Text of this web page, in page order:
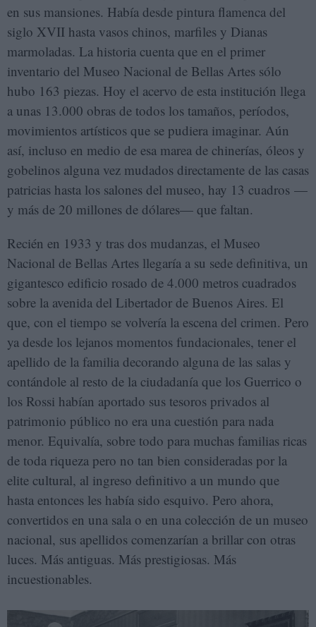
en sus mansiones. Había desde pintura flamenca del
siglo XVII hasta vasos chinos, marfiles y Dianas
marmoladas. La historia cuenta que en el primer
inventario del Museo Nacional de Bellas Artes sólo
hubo 163 piezas. Hoy el acervo de esta institución llega
a unas 13.000 obras de todos los tamaños, períodos,
movimientos artísticos que se pudiera imaginar. Aún
así, incluso en medio de esa marea de chinerías, óleos y
gobelinos alguna vez mudados directamente de las casas
patricias hasta los salones del museo, hay 13 cuadros —
y más de 20 millones de dólares— que faltan.
Recién en 1933 y tras dos mudanzas, el Museo
Nacional de Bellas Artes llegaría a su sede definitiva, un
gigantesco edificio rosado de 4.000 metros cuadrados
sobre la avenida del Libertador de Buenos Aires. El
que, con el tiempo se volvería la escena del crimen. Pero
ya desde los lejanos momentos fundacionales, tener el
apellido de la familia decorando alguna de las salas y
contándole al resto de la ciudadanía que los Guerrico o
los Rossi habían aportado sus tesoros privados al
patrimonio público no era una cuestión para nada
menor. Equivalía, sobre todo para muchas familias ricas
de toda riqueza pero no tan bien consideradas por la
elite cultural, al ingreso definitivo a un mundo que
hasta entonces les había sido esquivo. Pero ahora,
convertidos en una sala o en una colección de un museo
nacional, sus apellidos comenzarían a brillar con otras
luces. Más antiguas. Más prestigiosas. Más
incuestionables.